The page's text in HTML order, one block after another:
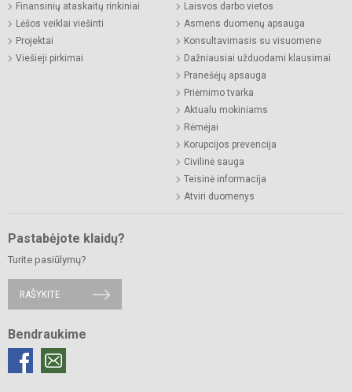
Finansinių ataskaitų rinkiniai
Lėšos veiklai viešinti
Projektai
Viešieji pirkimai
Laisvos darbo vietos
Asmens duomenų apsauga
Konsultavimasis su visuomene
Dažniausiai užduodami klausimai
Pranešėjų apsauga
Priėmimo tvarka
Aktualu mokiniams
Rėmėjai
Korupcijos prevencija
Civilinė sauga
Teisinė informacija
Atviri duomenys
Pastabėjote klaidų?
Turite pasiūlymų?
RAŠYKITE
Bendraukime